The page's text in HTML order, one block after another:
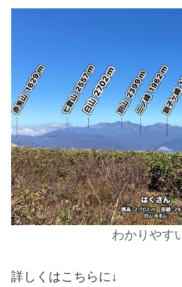
わかりやす
詳しくはこちらに↓